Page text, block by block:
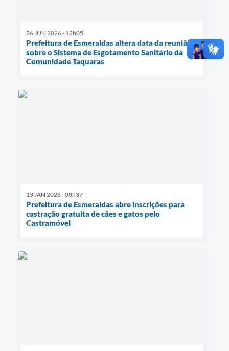
26 JUN 2026 - 12h05
Prefeitura de Esmeraldas altera data da reunião
sobre o Sistema de Esgotamento Sanitário da
Comunidade Taquaras
13 JAN 2026 - 08h37
Prefeitura de Esmeraldas abre inscrições para
castração gratuita de cães e gatos pelo
Castramóvel